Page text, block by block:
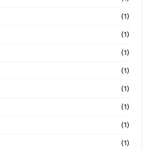
(1)
(1)
(1)
(1)
(1)
(1)
(1)
(1)